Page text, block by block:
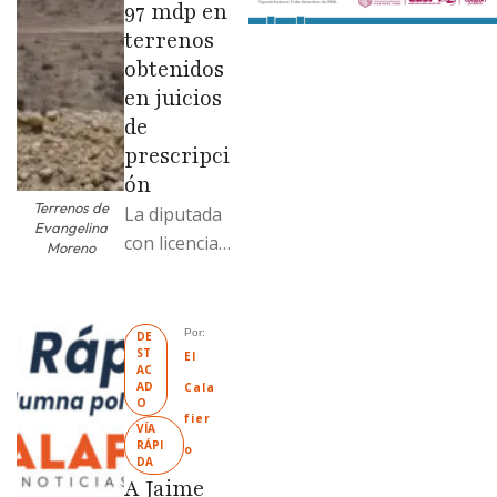
Terrenos de
Evangelina
Moreno
97 mdp en
terrenos
obtenidos
en juicios
de
prescripci
ón
La diputada
con licencia
antecedente
s de
prescripción
positiva; uno
fue
revendido
DE
ST
AC
AD
O
VÍA
RÁPI
DA
Por:
El
Cala
fier
o
A Jaime